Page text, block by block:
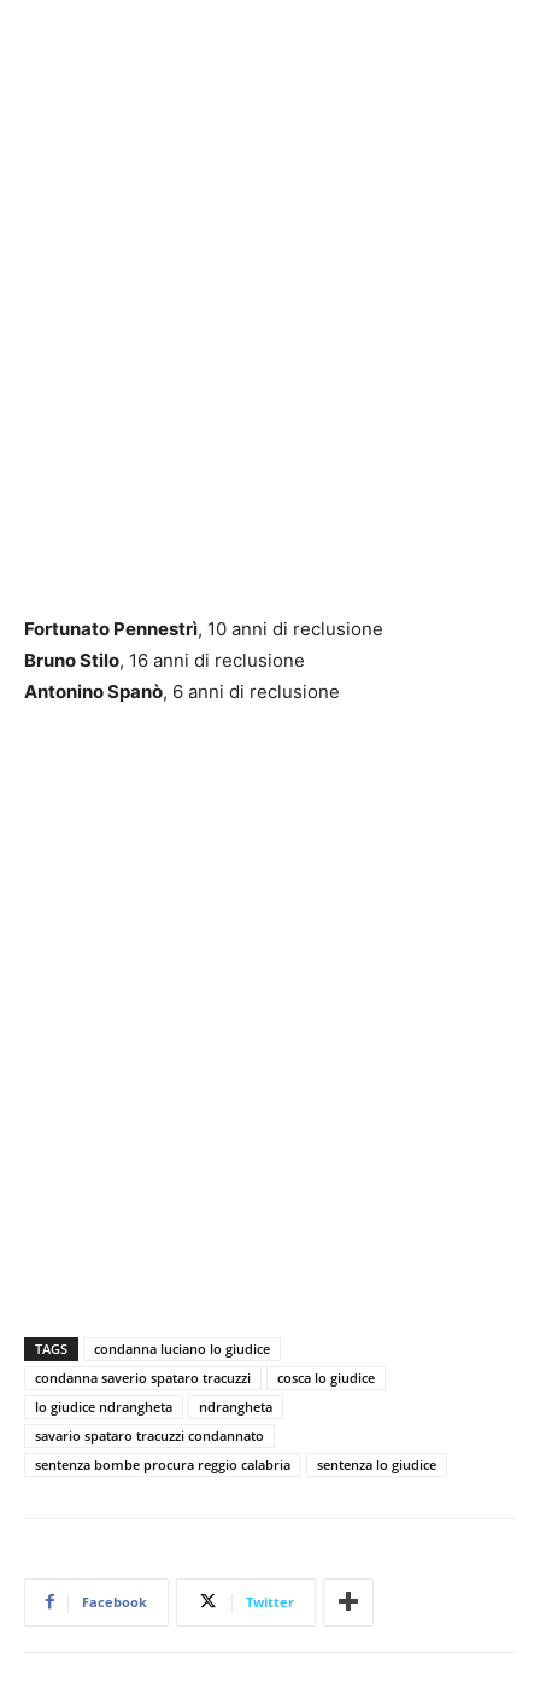
Fortunato Pennestrì, 10 anni di reclusione
Bruno Stilo, 16 anni di reclusione
Antonino Spanò, 6 anni di reclusione
TAGS
condanna luciano lo giudice
condanna saverio spataro tracuzzi
cosca lo giudice
lo giudice ndrangheta
ndrangheta
savario spataro tracuzzi condannato
sentenza bombe procura reggio calabria
sentenza lo giudice
Facebook Twitter